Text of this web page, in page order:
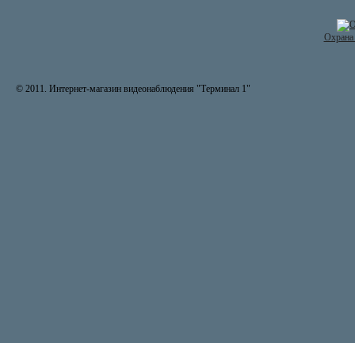
© 2011. Интернет-магазин видеонаблюдения "Терминал 1"